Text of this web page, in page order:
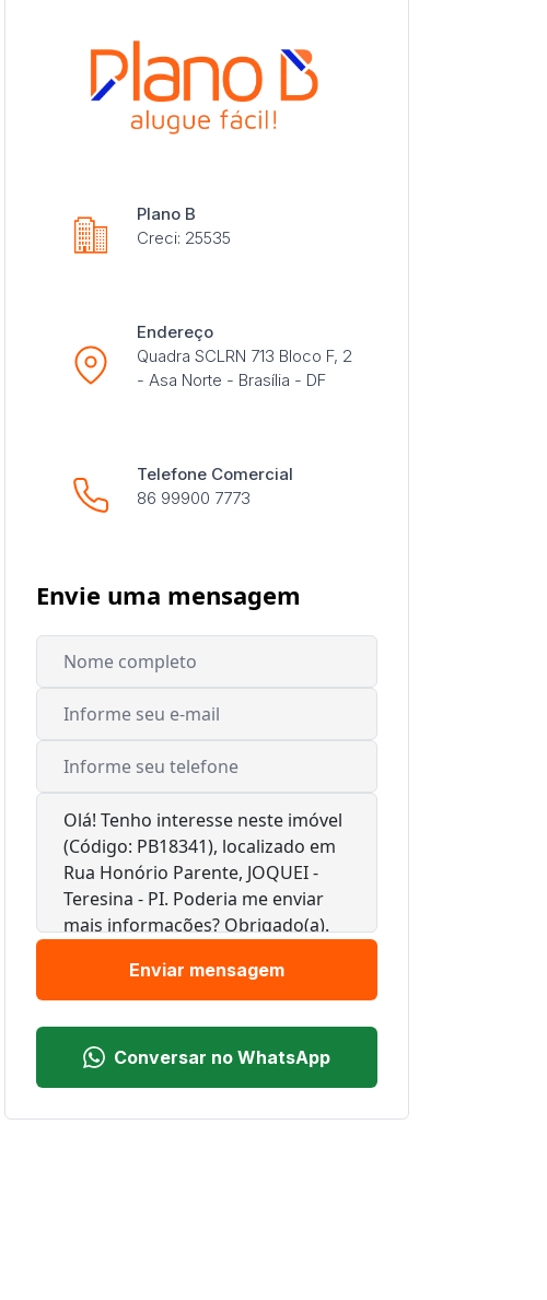
Plano B
Creci: 25535
Endereço
Quadra SCLRN 713 Bloco F, 2
- Asa Norte - Brasília - DF
Telefone Comercial
86 99900 7773
Envie uma mensagem
Enviar mensagem
Conversar no WhatsApp